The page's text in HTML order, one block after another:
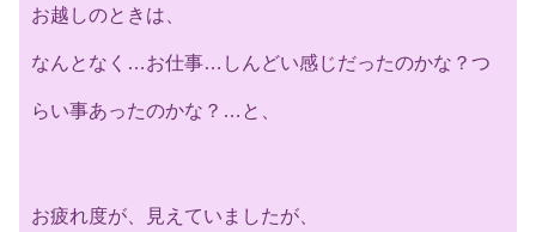
お越しのときは、
なんとなく…お仕事…しんどい感じだったのかな？つ
らい事あったのかな？…と、
お疲れ度が、見えていましたが、